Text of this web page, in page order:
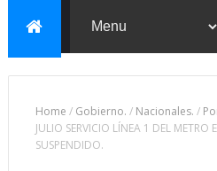
Home / Gobierno. / Nacionales. /
JULIO SERVICIO LÍNEA 1 DEL METRO
SUSPENDIDO.